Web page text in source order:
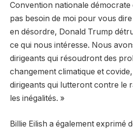
Convention nationale démocrate
pas besoin de moi pour vous
en désordre, Donald Trump
ce qui nous intéresse. Nous
dirigeants qui résoudront des
changement climatique et
dirigeants qui lutteront contre le
les inégalités. »
Billie Eilish a également exprimé